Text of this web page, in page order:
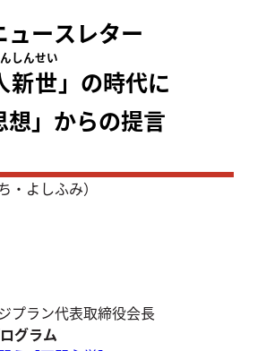
ュースレター
新世
しんせい
」の時代に
」からの提言
・よしふみ）
プラン代表取締役会長
グラム